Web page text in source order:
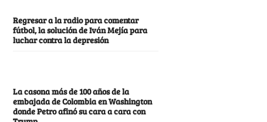
Regresar a la radio para comentar
fútbol, la solución de Iván Mejía para
luchar contra la depresión
La casona más de 100 años de la
embajada de Colombia en Washington
donde Petro afinó su cara a cara con